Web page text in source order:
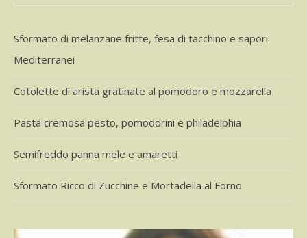
Sformato di melanzane fritte, fesa di tacchino e sapori
Mediterranei
Cotolette di arista gratinate al pomodoro e mozzarella
Pasta cremosa pesto, pomodorini e philadelphia
Semifreddo panna mele e amaretti
Sformato Ricco di Zucchine e Mortadella al Forno